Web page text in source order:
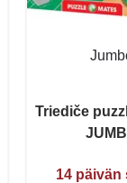
Triediče
14 päivän